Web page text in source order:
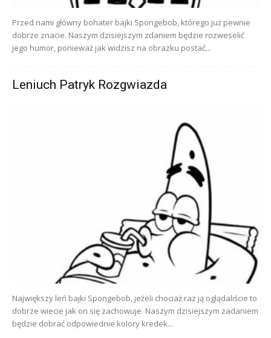
Przed nami główny bohater bajki Spongebob, którego już pewnie
dobrze znacie. Naszym dzisiejszym zdaniem będzie rozweselić
jego humor, ponieważ jak widzisz na obrazku postać...
Leniuch Patryk Rozgwiazda
Największy leń bajki Spongebob, jeżeli chociaż raz ją oglądaliście to
dobrze wiecie jak on się zachowuje. Naszym dzisiejszym zadaniem
będzie dobrać odpowiednie kolory kredek...